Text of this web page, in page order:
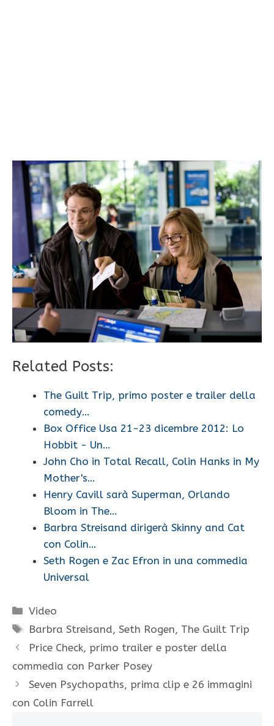
Related Posts:
The Guilt Trip, primo poster e trailer della
comedy…
Box Office Usa 21-23 dicembre 2012: Lo
Hobbit - Un…
John Cho in Total Recall, Colin Hanks in My
Mother's…
Henry Cavill sarà Superman, Orlando
Bloom in The…
Barbra Streisand dirigerà Skinny and Cat
con Colin…
Seth Rogen e Zac Efron in una commedia
Universal
Categorie
Video
Tag
Barbra Streisand,Seth Rogen, The Guilt Trip
Price Check, primo trailer e poster della
commedia con Parker Posey
Seven Psychopaths, prima clip e 26 immagini
con Colin Farrell